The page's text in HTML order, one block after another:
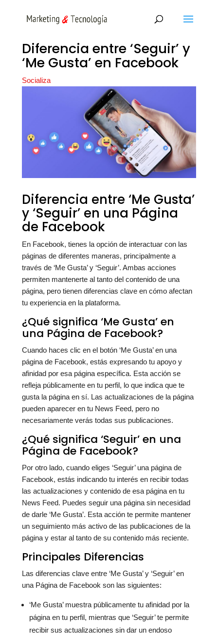
Diferencia entre ‘Seguir’ y
‘Me Gusta’ en Facebook
Socializa
Diferencia entre ‘Me Gusta’
y ‘Seguir’ en una Página
de Facebook
En Facebook, tienes la opción de interactuar con las
páginas de diferentes maneras, principalmente a
través de ‘Me Gusta’ y ‘Seguir’. Ambas acciones
permiten mantenerte al tanto del contenido de una
página, pero tienen diferencias clave en cómo afectan
tu experiencia en la plataforma.
¿Qué significa ‘Me Gusta’ en
una Página de Facebook?
Cuando haces clic en el botón ‘Me Gusta’ en una
página de Facebook, estás expresando tu apoyo y
afinidad por esa página específica. Esta acción se
refleja públicamente en tu perfil, lo que indica que te
gusta la página en sí. Las actualizaciones de la página
pueden aparecer en tu News Feed, pero no
necesariamente verás todas sus publicaciones.
¿Qué significa ‘Seguir’ en una
Página de Facebook?
Por otro lado, cuando eliges ‘Seguir’ una página de
Facebook, estás indicando tu interés en recibir todas
las actualizaciones y contenido de esa página en tu
News Feed. Puedes seguir una página sin necesidad
de darle ‘Me Gusta’. Esta acción te permite mantener
un seguimiento más activo de las publicaciones de la
página y estar al tanto de su contenido más reciente.
Principales Diferencias
Las diferencias clave entre ‘Me Gusta’ y ‘Seguir’ en
una Página de Facebook son las siguientes:
‘Me Gusta’ muestra públicamente tu afinidad por la
página en tu perfil, mientras que ‘Seguir’ te permite
recibir sus actualizaciones sin dar un endoso